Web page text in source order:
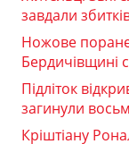
завдали
Ножове
Бердичівщині
Підліток
загинули
Кріштіану